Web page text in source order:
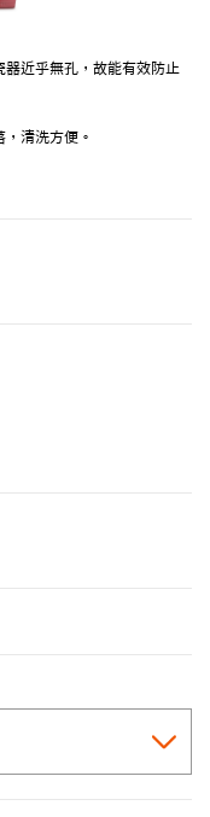
近乎無孔，故能有效防止
清洗方便。